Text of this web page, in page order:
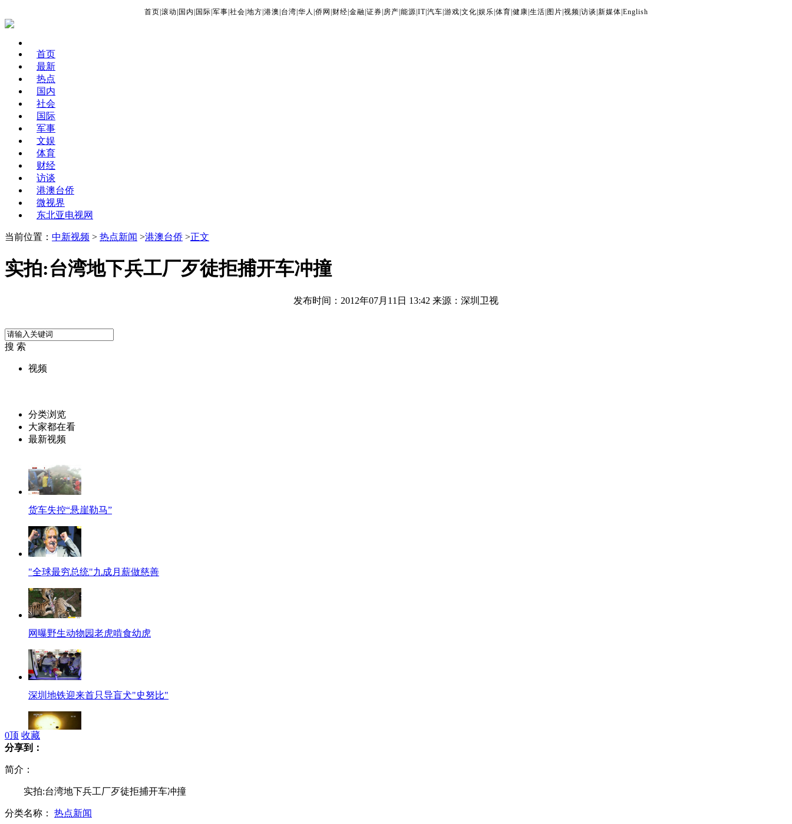
首页 滚动 国内 国际 军事 社会 地方 港澳 台湾 华人 侨网 财经 金融 证券 房产 能源 IT| 汽车 游戏 文化 娱乐 体育 健康 生活 图片 视频 访谈 新媒体 English
首页
最新
热点
国内
社会
国际
军事
文娱
体育
财经
访谈
港澳台侨
微视界
东北亚电视网
当前位置： 中新视频 > 热点新闻 >港澳台侨 >正文
实拍:台湾地下兵工厂歹徒拒捕开车冲撞
发布时间：2012年07月11日 13:42 来源：深圳卫视
搜 索
视频
分类浏览
大家都在看
最新视频
货车失控“悬崖勒马”
"全球最穷总统"九成月薪做慈善
网曝野生动物园老虎啃食幼虎
深圳地铁迎来首只导盲犬"史努比"
世界人口日:中国人口13.47亿
0顶 收藏
分享到：
简介：
实拍:台湾地下兵工厂歹徒拒捕开车冲撞
分类名称： 热点新闻